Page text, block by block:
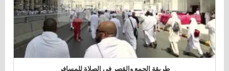
طريقة الجمع والقصر في الصلاة للمسافر